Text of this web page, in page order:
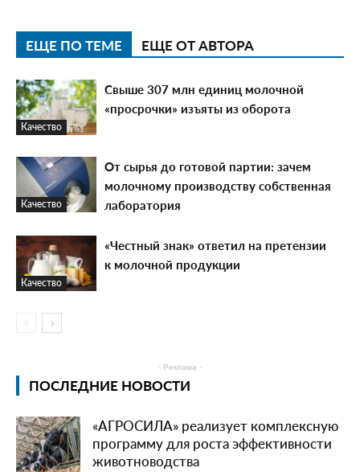
ЕЩЕ ПО ТЕМЕ ЕЩЕ ОТ АВТОРА
Качество
Свыше 307 млн единиц молочной
«просрочки» изъяты из оборота
Качество
От сырья до готовой партии: зачем
молочному производству собственная
лаборатория
Качество
«Честный знак» ответил на претензии
к молочной продукции
- Реклама -
ПОСЛЕДНИЕ НОВОСТИ
«АГРОСИЛА» реализует комплексную
программу для роста эффективности
животноводства